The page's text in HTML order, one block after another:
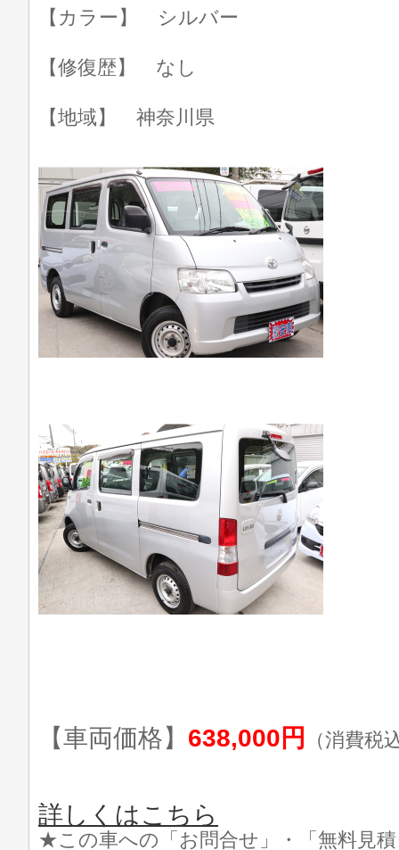
【カラー】 シルバー
【修復歴】 なし
【地域】 神奈川県
【車両価格】 638,000円 （消費税
詳しくはこちら
★この車への「お問合せ」・「無料見